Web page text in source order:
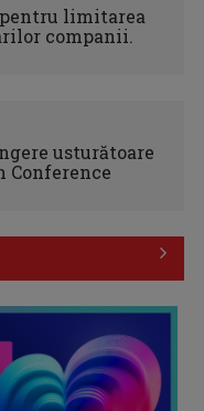
limitarea
companii.
usturătoare